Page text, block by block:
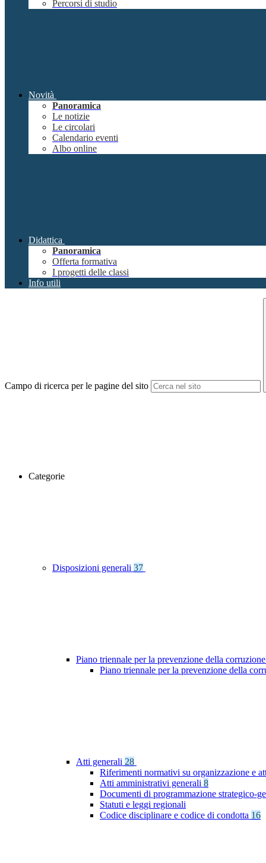
Percorsi di studio
Novità
Panoramica
Le notizie
Le circolari
Calendario eventi
Albo online
Didattica
Panoramica
Offerta formativa
I progetti delle classi
Info utili
Campo di ricerca per le pagine del sito
Categorie
Disposizioni generali 37
Piano triennale per la prevenzione della
Piano triennale per la prevenzione della
Atti generali 28
Riferimenti normativi su organizzazione e
Atti amministrativi generali 8
Documenti di programmazione strategico-
Statuti e leggi regionali
Codice disciplinare e codice di condotta 16